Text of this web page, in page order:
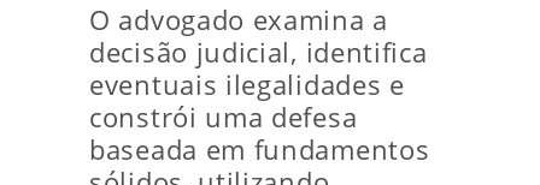
O advogado examina a
decisão judicial, identifica
eventuais ilegalidades e
constrói uma defesa
baseada em fundamentos